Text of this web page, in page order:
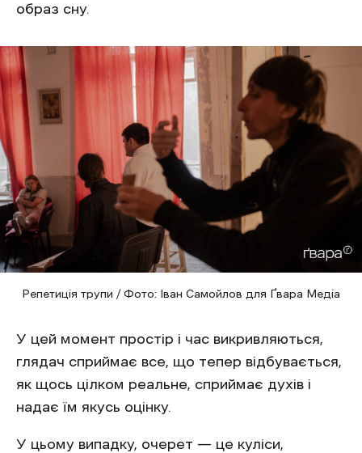
образ сну.
Репетиція трупи / Фото: Іван Самойлов для Ґвара Медіа
У цей момент простір і час викривляються,
глядач сприймає все, що тепер відбувається,
як щось цілком реальне, сприймає духів і
надає їм якусь оцінку.
У цьому випадку, очерет — це куліси,